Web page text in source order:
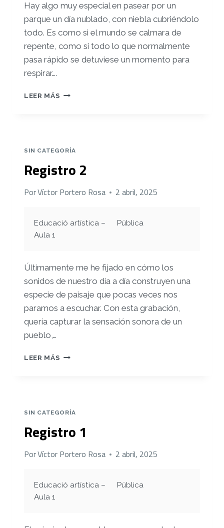
Hay algo muy especial en pasear por un
parque un día nublado, con niebla cubriéndolo
todo. Es como si el mundo se calmara de
repente, como si todo lo que normalmente
pasa rápido se detuviese un momento para
respirar….
LEER MÁS REGISTRO
SIN CATEGORÍA
Registro 2
PorVíctor Portero Rosa 2 abril, 2025
Educació artística –
Aula 1
Pública
Últimamente me he fijado en cómo los
sonidos de nuestro día a día construyen una
especie de paisaje que pocas veces nos
paramos a escuchar. Con esta grabación,
quería capturar la sensación sonora de un
pueblo,…
LEER MÁS REGISTRO
SIN CATEGORÍA
Registro 1
PorVíctor Portero Rosa 2 abril, 2025
Educació artística –
Aula 1
Pública